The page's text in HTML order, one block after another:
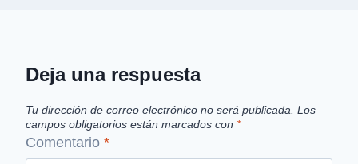
Deja una respuesta
Tu dirección de correo electrónico no será publicada. Los
campos obligatorios están marcados con *
Comentario *